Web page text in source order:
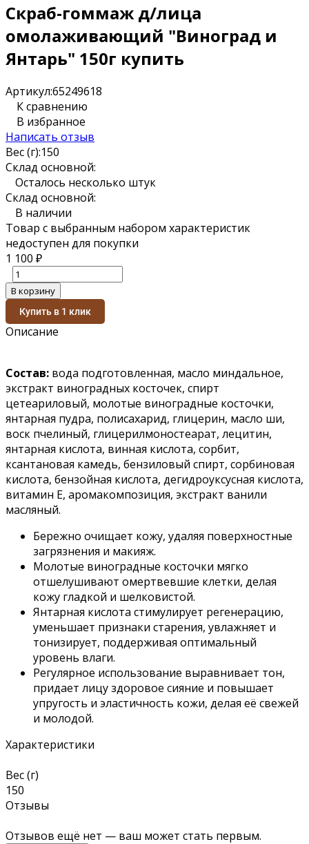
Скраб-гоммаж д/лица
омолаживающий "Виноград и
Янтарь" 150г купить
Артикул:65249618
К сравнению
В избранное
Написать отзыв
Вес (г):150
Склад основной:
Осталось несколько штук
Склад основной:
В наличии
Товар с выбранным набором характеристик
недоступен для покупки
1 100 ₽
В корзину
Купить в 1 клик
Описание
Состав: вода подготовленная, масло миндальное,
экстракт виноградных косточек, спирт
цетеариловый, молотые виноградные косточки,
янтарная пудра, полисахарид, глицерин, масло ши,
воск пчелиный, глицерилмоностеарат, лецитин,
янтарная кислота, винная кислота, сорбит,
ксантановая камедь, бензиловый спирт, сорбиновая
кислота, бензойная кислота, дегидроуксусная кислота,
витамин Е, аромакомпозиция, экстракт ванили
масляный.
Бережно очищает кожу, удаляя поверхностные
загрязнения и макияж.
Молотые виноградные косточки мягко
отшелушивают омертвевшие клетки, делая
кожу гладкой и шелковистой.
Янтарная кислота стимулирует регенерацию,
уменьшает признаки старения, увлажняет и
тонизирует, поддерживая оптимальный
уровень влаги.
Регулярное использование выравнивает тон,
придает лицу здоровое сияние и повышает
упругость и эластичность кожи, делая её свежей
и молодой.
Характеристики
Вес (г)
150
Отзывы
Отзывов ещё нет — ваш может стать первым.